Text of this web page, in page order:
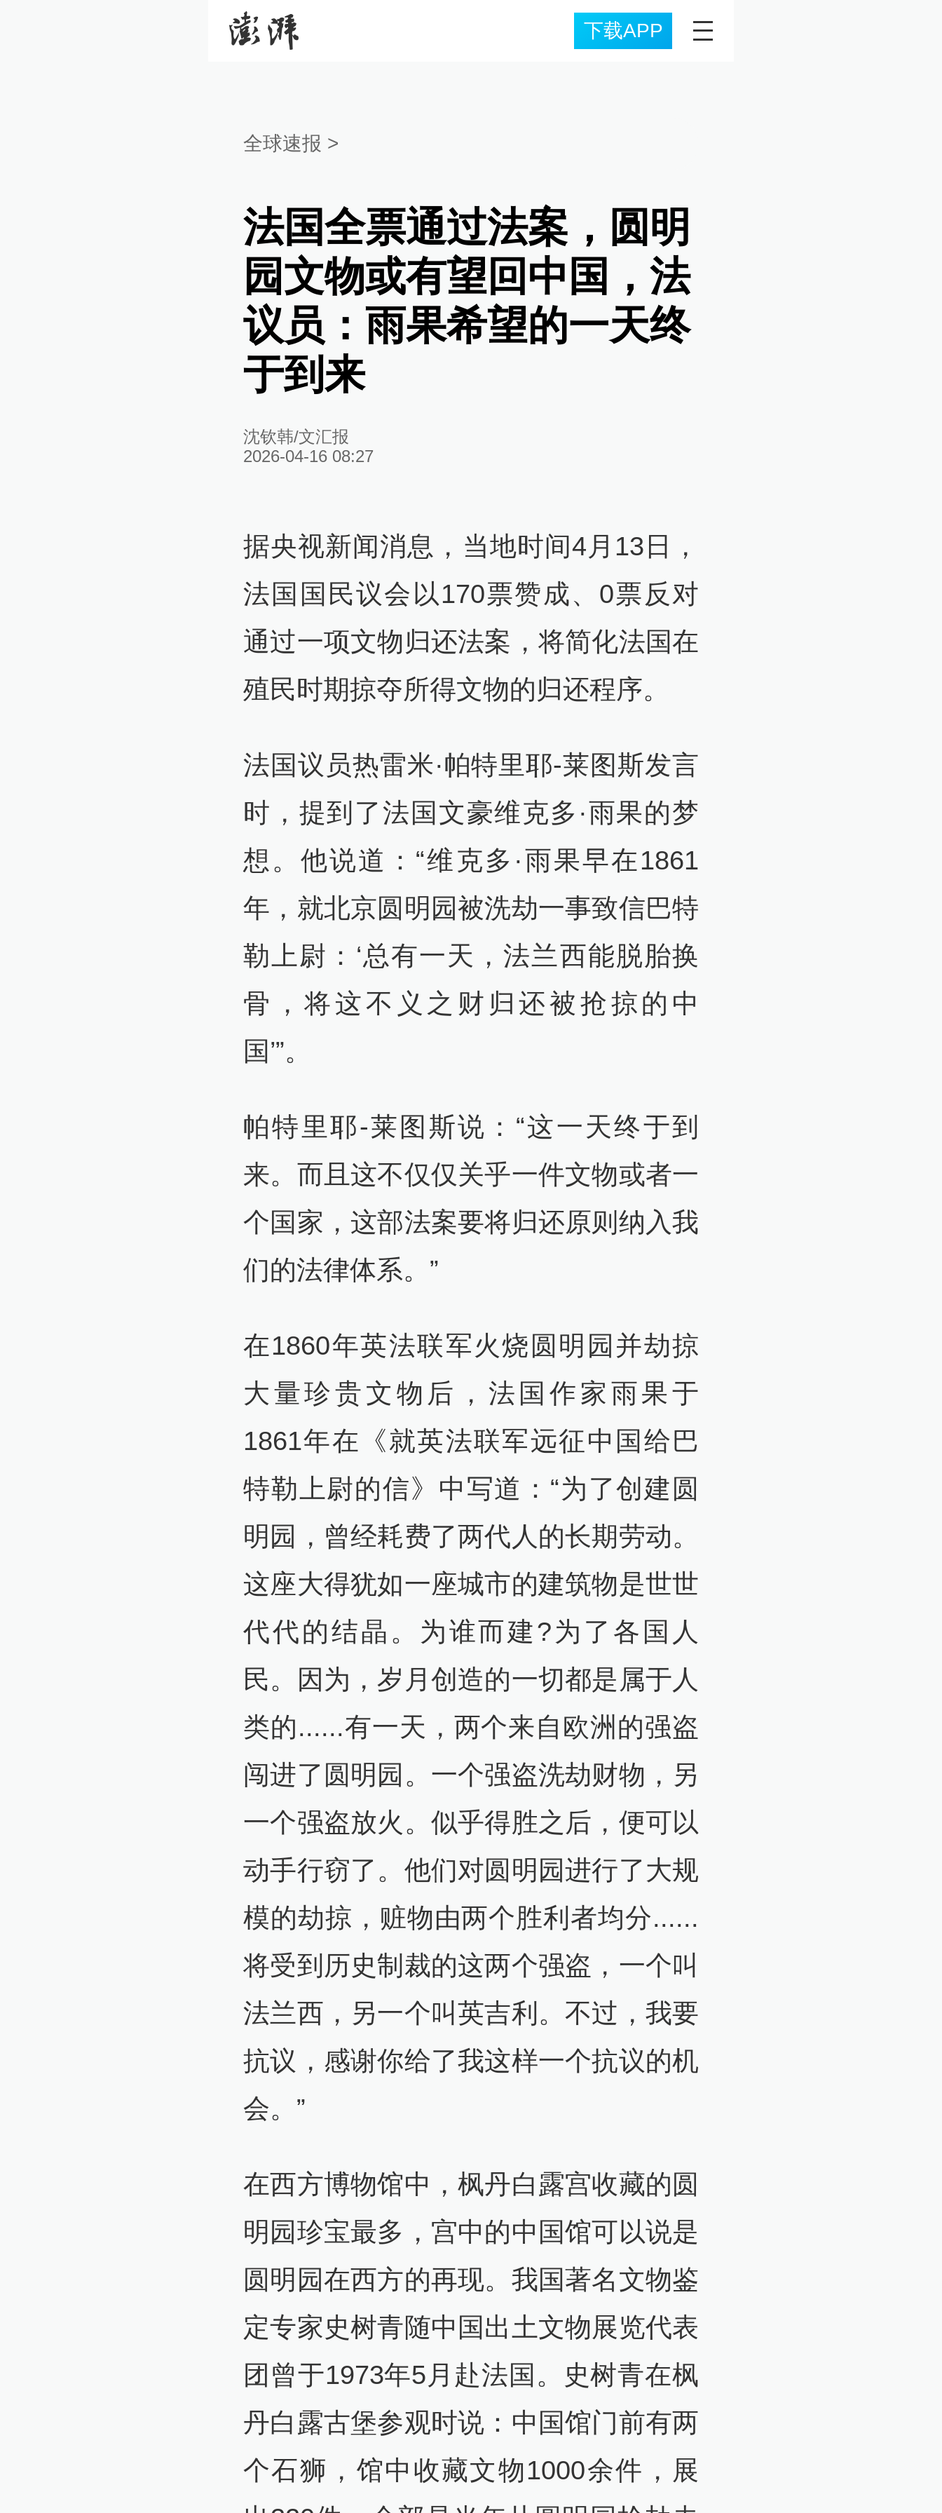
下载APP
全球速报 >
法国全票通过法案，圆明
园文物或有望回中国，法
议员：雨果希望的一天终
于到来
沈钦韩/文汇报
2026-04-16 08:27
据央视新闻消息，当地时间4月13日，
法国国民议会以170票赞成、0票反对
通过一项文物归还法案，将简化法国在
殖民时期掠夺所得文物的归还程序。
法国议员热雷米·帕特里耶-莱图斯发言
时，提到了法国文豪维克多·雨果的梦
想。他说道：“维克多·雨果早在1861
年，就北京圆明园被洗劫一事致信巴特
勒上尉：‘总有一天，法兰西能脱胎换
骨，将这不义之财归还被抢掠的中
国’”。
帕特里耶-莱图斯说：“这一天终于到
来。而且这不仅仅关乎一件文物或者一
个国家，这部法案要将归还原则纳入我
们的法律体系。”
在1860年英法联军火烧圆明园并劫掠
大量珍贵文物后，法国作家雨果于
1861年在《就英法联军远征中国给巴
特勒上尉的信》中写道：“为了创建圆
明园，曾经耗费了两代人的长期劳动。
这座大得犹如一座城市的建筑物是世世
代代的结晶。为谁而建?为了各国人
民。因为，岁月创造的一切都是属于人
类的......有一天，两个来自欧洲的强盗
闯进了圆明园。一个强盗洗劫财物，另
一个强盗放火。似乎得胜之后，便可以
动手行窃了。他们对圆明园进行了大规
模的劫掠，赃物由两个胜利者均分......
将受到历史制裁的这两个强盗，一个叫
法兰西，另一个叫英吉利。不过，我要
抗议，感谢你给了我这样一个抗议的机
会。”
在西方博物馆中，枫丹白露宫收藏的圆
明园珍宝最多，宫中的中国馆可以说是
圆明园在西方的再现。我国著名文物鉴
定专家史树青随中国出土文物展览代表
团曾于1973年5月赴法国。史树青在枫
丹白露古堡参观时说：中国馆门前有两
个石狮，馆中收藏文物1000余件，展